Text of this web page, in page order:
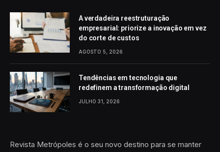
A verdadeira reestruturação
empresarial: priorize a inovação em vez
do corte de custos
AGOSTO 5, 2026
Tendências em tecnologia que
redefinem a transformação digital
JULHO 31, 2026
Revista Metrópoles é o seu novo destino para se manter